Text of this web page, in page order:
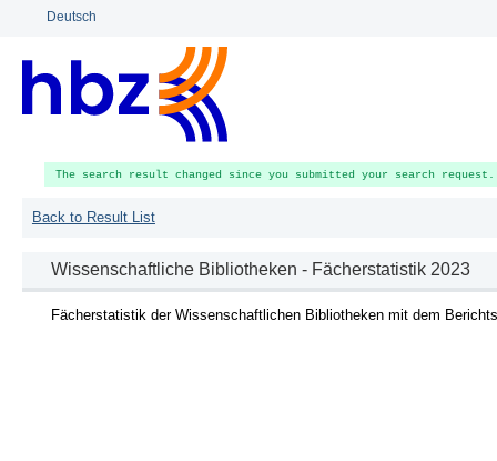
Deutsch
The search result changed since you submitted your search
Back to Result List
Wissenschaftliche Bibliotheken - Fächerstatistik 2023
Fächerstatistik der Wissenschaftlichen Bibliotheken mit dem